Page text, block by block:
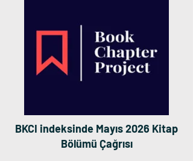
BKCI indeksinde Mayıs 2026 Kitap
Bölümü Çağrısı